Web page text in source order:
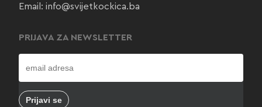
Email: info@svijetkockica.ba
PRIJAVA ZA NEWSLETTER